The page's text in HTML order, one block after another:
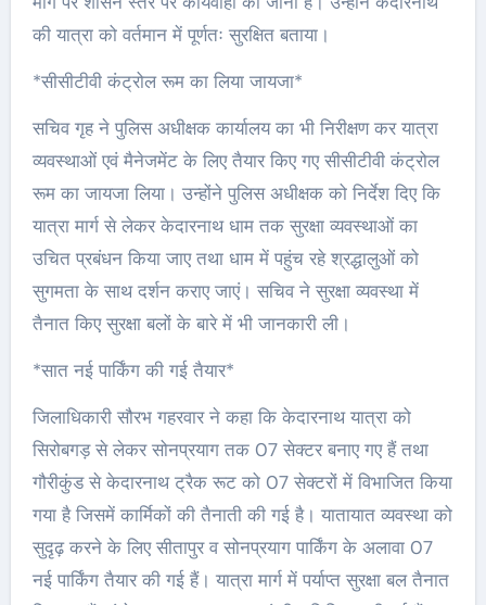
की यात्रा को वर्तमान में पूर्णतः सुरक्षित बताया।
*सीसीटीवी कंट्रोल रूम का लिया जायजा*
सचिव गृह ने पुलिस अधीक्षक कार्यालय का भी निरीक्षण कर यात्रा
व्यवस्थाओं एवं मैनेजमेंट के लिए तैयार किए गए सीसीटीवी कंट्रोल
रूम का जायजा लिया। उन्होंने पुलिस अधीक्षक को निर्देश दिए कि
यात्रा मार्ग से लेकर केदारनाथ धाम तक सुरक्षा व्यवस्थाओं का
उचित प्रबंधन किया जाए तथा धाम में पहुंच रहे श्रद्धालुओं को
सुगमता के साथ दर्शन कराए जाएं। सचिव ने सुरक्षा व्यवस्था में
तैनात किए सुरक्षा बलों के बारे में भी जानकारी ली।
*सात नई पार्किंग की गई तैयार*
जिलाधिकारी सौरभ गहरवार ने कहा कि केदारनाथ यात्रा को
सिरोबगड़ से लेकर सोनप्रयाग तक 07 सेक्टर बनाए गए हैं तथा
गौरीकुंड से केदारनाथ ट्रैक रूट को 07 सेक्टरों में विभाजित किया
गया है जिसमें कार्मिकों की तैनाती की गई है। यातायात व्यवस्था को
सुदृढ़ करने के लिए सीतापुर व सोनप्रयाग पार्किंग के अलावा 07
नई पार्किंग तैयार की गई हैं। यात्रा मार्ग में पर्याप्त सुरक्षा बल तैनात